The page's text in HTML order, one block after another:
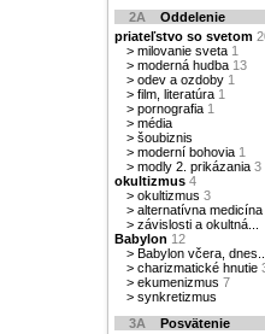
2A Oddelenie
priateľstvo so svetom
> milovanie sveta 1
> moderná hudba 13
> odev a ozdoby 1
> film, literatúra 1
> pornografia 1
> média
> šoubiznis
> moderní bohovia 1
> modly 2. prikázania 3
okultizmus 4
> okultizmus 3
> alternatívna medicína
> závislosti a okultná...
Babylon 12
> Babylon včera, dnes...
> charizmatické hnutie
> ekumenizmus 7
> synkretizmus
3A Posvätenie